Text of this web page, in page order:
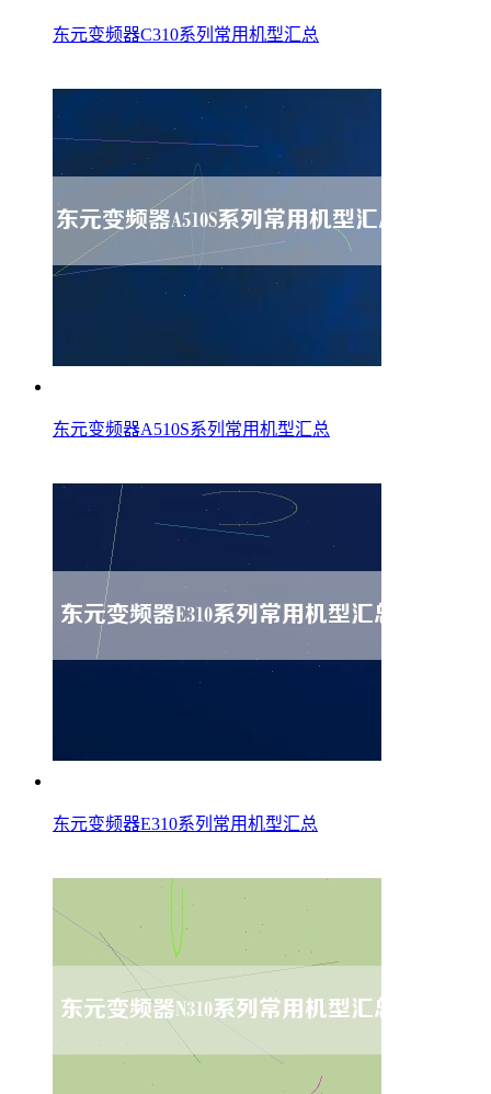
东元变频器C310系列常用机型汇总
东元变频器A510S系列常用机型汇总
东元变频器E310系列常用机型汇总